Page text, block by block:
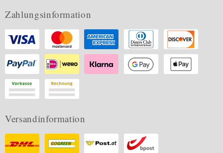
Zahlungsinformation
Versandinformation